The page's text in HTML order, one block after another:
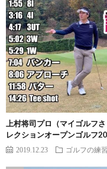
上村将司プロ（マイゴルフ
レクションオープンゴルフ
2019.12.23 ゴルフの練